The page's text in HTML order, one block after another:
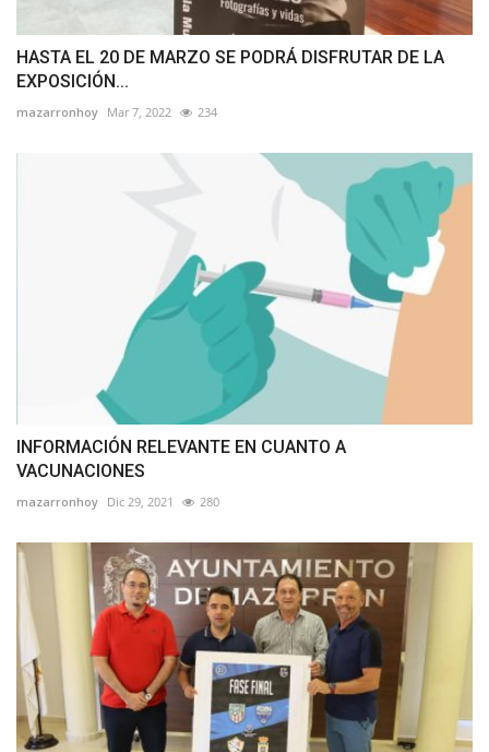
HASTA EL 20 DE MARZO SE PODRÁ DISFRUTAR DE LA
EXPOSICIÓN...
mazarronhoy Mar 7, 2022 234
INFORMACIÓN RELEVANTE EN CUANTO A
VACUNACIONES
mazarronhoy Dic 29, 2021 280